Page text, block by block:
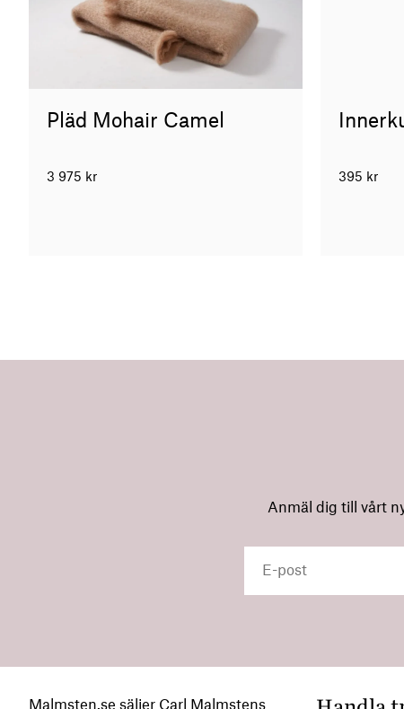
Pläd Mohair Camel
3 975 kr 395 kr
Anmäl dig till vårt
Malmsten.se säljer Carl Malmstens